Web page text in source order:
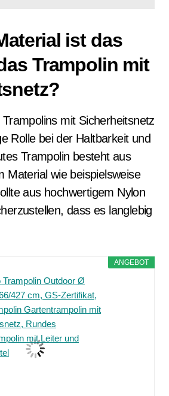
ist das
Trampolin mit
mit Sicherheitsnetz
Rolle bei der Haltbarkeit und
Trampolin besteht aus
Material wie beispielsweise
aus hochwertigem Nylon
dass es langlebig
ANGEBOT